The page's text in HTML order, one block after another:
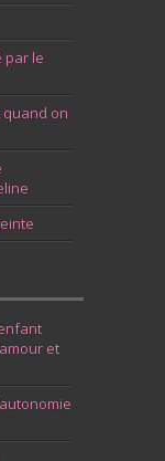
par le
quand on
et